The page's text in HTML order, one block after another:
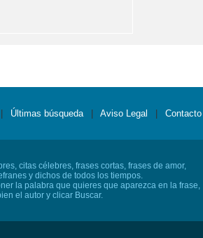
Últimas búsqueda Aviso Legal Contacto
citas célebres, frases cortas, frases de amor,
y dichos de todos los tiempos.
la palabra que quieres que aparezca en la frase,
el autor y clicar Buscar.